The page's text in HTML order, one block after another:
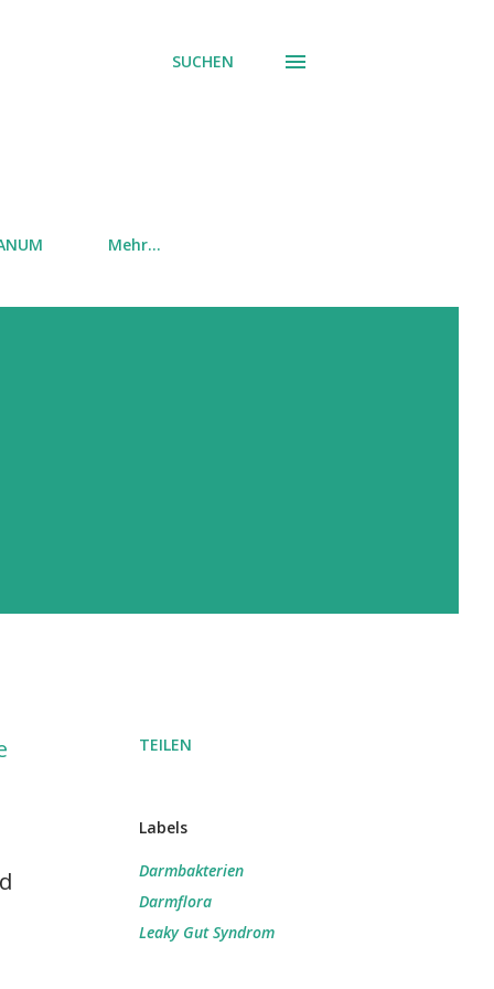
SUCHEN
Mehr…
TEILEN
Labels
Darmbakterien
Darmflora
Leaky Gut Syndrom